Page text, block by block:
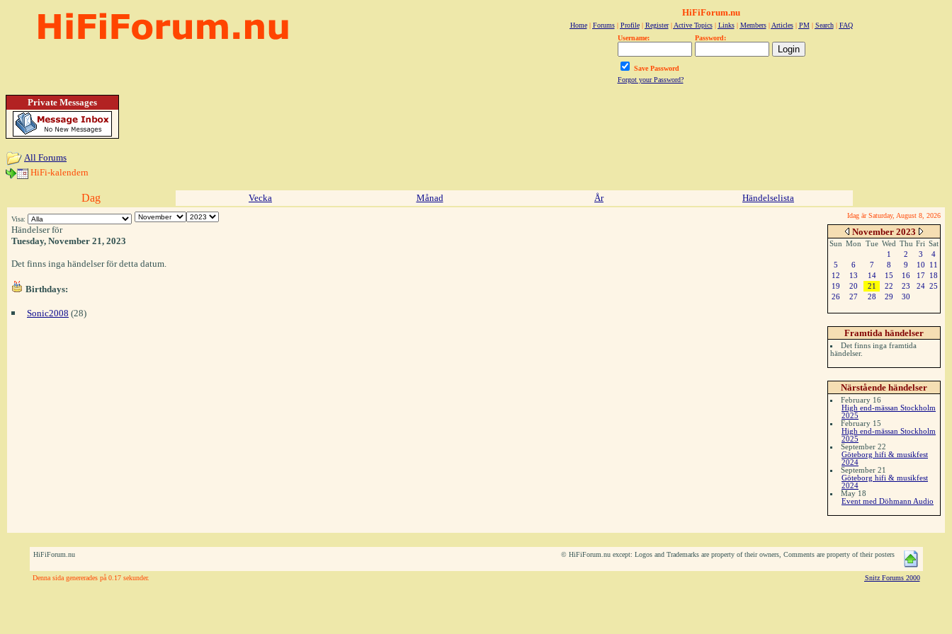
HiFiForum.nu
Home| Forums| Profile| Register| Active Topics| Links| Members| Articles| PM| Search| FAQ
Username:
Password:
Save Password
Forgot your Password?
Private Messages
All Forums
HiFi-kalendern
Dag Vecka Månad År Händelselista
Visa: Idag är Saturday, August 8, 2026
Händelser för
Tuesday, November 21, 2023
Det finns inga händelser för detta datum.
Birthdays:
Sonic2008 (28)
November 2023
Sun Mon Tue Wed Thu Fri Sat
1
2 3
4
5
6 7 8 9 10
11
12
13 14 15 16 17
18
19
20 21 22 23 24 25
26
27 28 29 30
Framtida händelser
Det finns inga framtida
händelser.
Närstående händelser
February 16
High end-mässan Stockholm
2025
February 15
High end-mässan Stockholm
2025
September 22
Göteborg hifi & musikfest
2024
September 21
Göteborg hifi & musikfest
2024
May 18
Event med Döhmann Audio
HiFiForum.nu © HiFiForum.nu except: Logos and Trademarks are property of their owners, Comments are property of their posters
Denna sida genererades på 0.17 sekunder. Snitz Forums 2000